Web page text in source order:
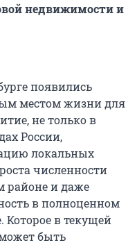
недвижимости и
появились
местом жизни для
не только в
России,
локальных
численности
районе и даже
в полноценном
Которое в текущей
быть